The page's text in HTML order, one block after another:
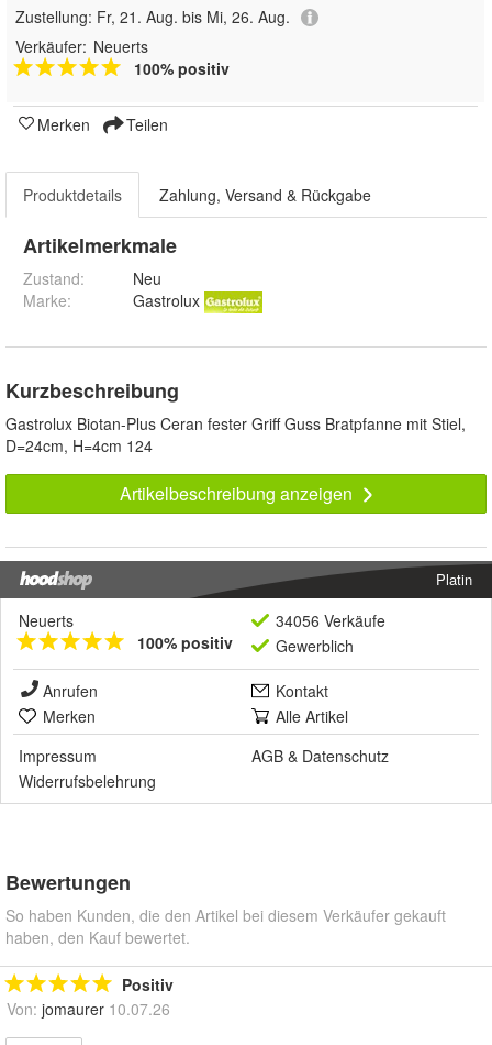
Zustellung: Fr, 21. Aug. bis Mi, 26. Aug.
Verkäufer: Neuerts
100% positiv
Merken Teilen
Produktdetails Zahlung, Versand & Rückgabe
Artikelmerkmale
Zustand:
Neu
Marke:
Gastrolux
Kurzbeschreibung
Gastrolux Biotan-Plus Ceran fester Griff Guss Bratpfanne mit Stiel,
D=24cm, H=4cm 124
Artikelbeschreibung anzeigen
Platin
Neuerts
100% positiv
34056 Verkäufe
Gewerblich
Anrufen
Kontakt
Merken
Alle Artikel
Impressum
AGB & Datenschutz
Widerrufsbelehrung
Bewertungen
So haben Kunden, die den Artikel bei diesem Verkäufer gekauft
haben, den Kauf bewertet.
Positiv
Von: jomaurer 10.07.26